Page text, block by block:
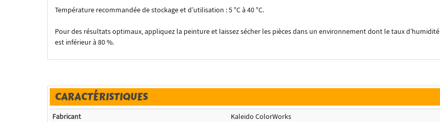
Température recommandée de stockage et d’utilisation : 5 °C à 40 °C.
Pour des résultats optimaux, appliquez la peinture et laissez sécher les pièces dans un environnement dont le taux d’humidité
est inférieur à 80 %.
CARACTÉRISTIQUES
Fabricant
Kaleido ColorWorks